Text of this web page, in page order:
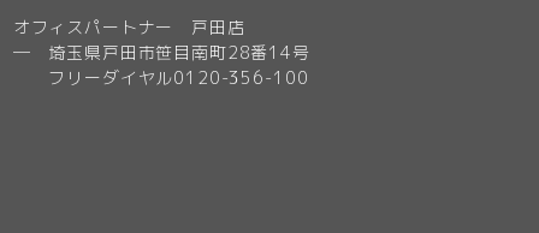
オフィスパートナー 戸田店
─ 埼玉県戸田市笹目南町28番14号
フリーダイヤル0120-356-100